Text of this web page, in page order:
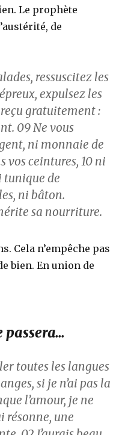
Le prophète
de
ressuscitez les
expulsez les
gratuitement :
09Ne vous
ni monnaie de
vos ceintures,10 ni
tunique de
ni bâton.
sa nourriture.
Cela n’empêche pas
bien. En union de
passera…
toutes les langues
si je n’ai pas la
l’amour, je ne
résonne, une